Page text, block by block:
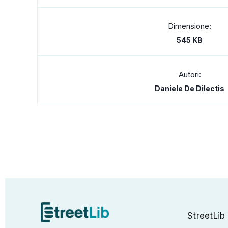
Dimensione:
545 KB
Autori:
Daniele De Dilectis
StreetLib